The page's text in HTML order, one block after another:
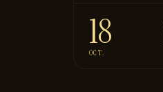
18
OCT.